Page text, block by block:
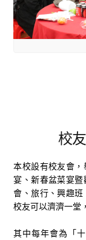
校
本校設有校友會
宴、新春盆菜宴
會、旅行、興趣班
校友可以濟濟一堂
其中每年會為「